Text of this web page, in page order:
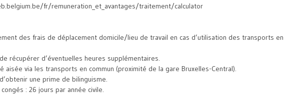
fr/remuneration_et_avantages/traitement/calculator
des frais de déplacement domicile/lieu de travail en cas d’utilisation des transports en
récupérer d’éventuelles heures supplémentaires.
aisée via les transports en commun (proximité de la gare Bruxelles-Central).
une prime de bilinguisme.
: 26 jours par année civile.